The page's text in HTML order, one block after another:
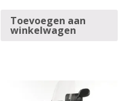
Toevoegen aan
winkelwagen